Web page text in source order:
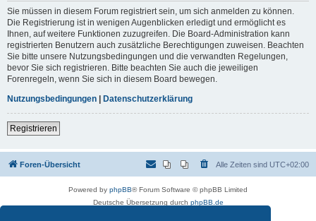
Sie müssen in diesem Forum registriert sein, um sich anmelden zu können.
Die Registrierung ist in wenigen Augenblicken erledigt und ermöglicht es
Ihnen, auf weitere Funktionen zuzugreifen. Die Board-Administration kann
registrierten Benutzern auch zusätzliche Berechtigungen zuweisen. Beachten
Sie bitte unsere Nutzungsbedingungen und die verwandten Regelungen,
bevor Sie sich registrieren. Bitte beachten Sie auch die jeweiligen
Forenregeln, wenn Sie sich in diesem Board bewegen.
Nutzungsbedingungen | Datenschutzerklärung
Registrieren
Foren-Übersicht Alle Zeiten sind UTC+02:00
Powered by phpBB® Forum Software © phpBB Limited
Deutsche Übersetzung durch phpBB.de